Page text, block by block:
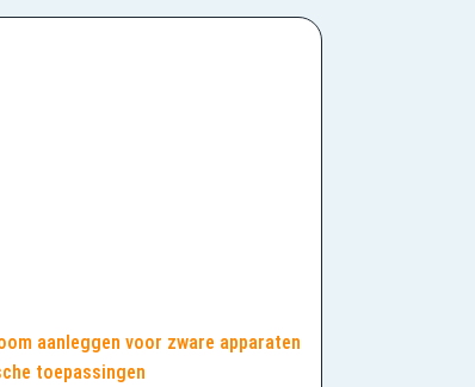
aanleggen voor zware apparaten
toepassingen